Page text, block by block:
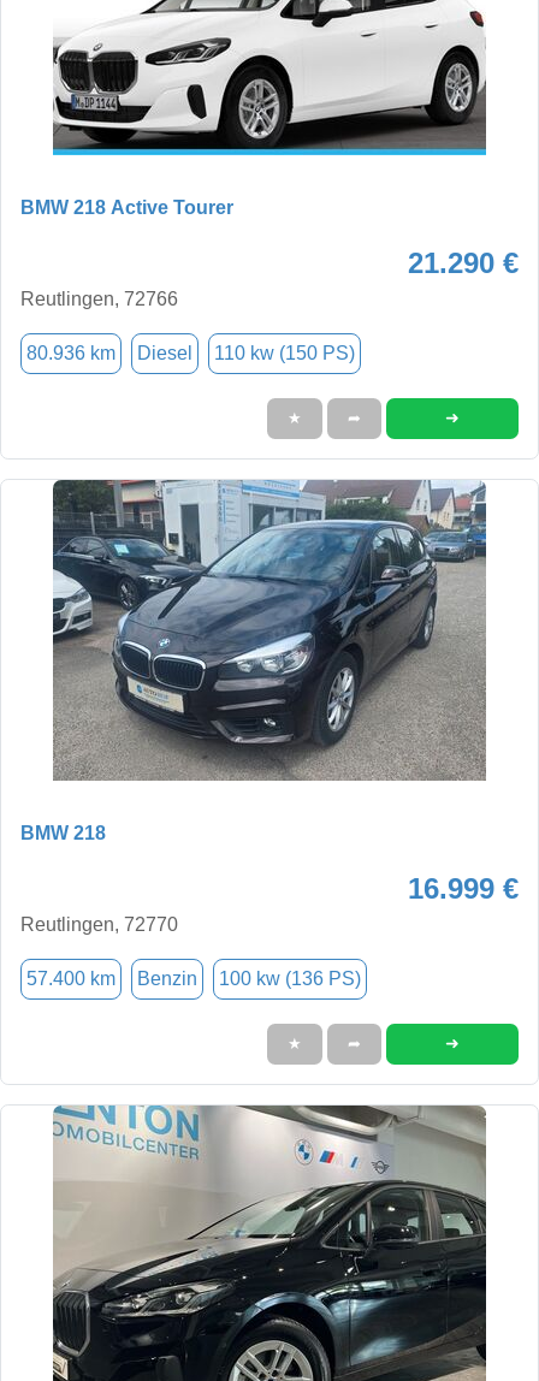
BMW 218 Active Tourer
21.290 €
Reutlingen, 72766
80.936 km Diesel 110 kw (150 PS)
★ ➦ ➜
BMW 218
16.999 €
Reutlingen, 72770
57.400 km Benzin 100 kw (136 PS)
★ ➦ ➜